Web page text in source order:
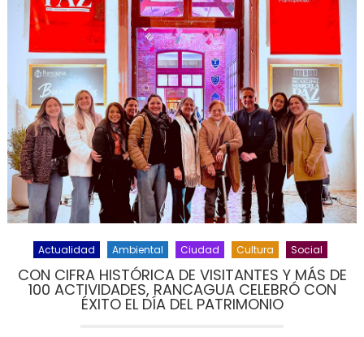
Actualidad Ambiental Ciudad Cultura Social
CON CIFRA HISTÓRICA DE VISITANTES Y MÁS DE
100 ACTIVIDADES, RANCAGUA CELEBRÓ CON
ÉXITO EL DÍA DEL PATRIMONIO